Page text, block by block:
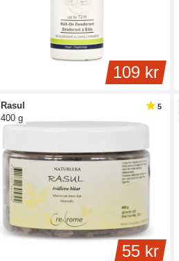
109 kr
Rasul
400 g
55 kr
5